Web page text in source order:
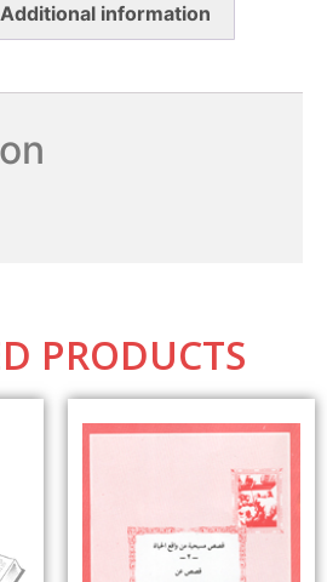
Additional information
PRODUCTS